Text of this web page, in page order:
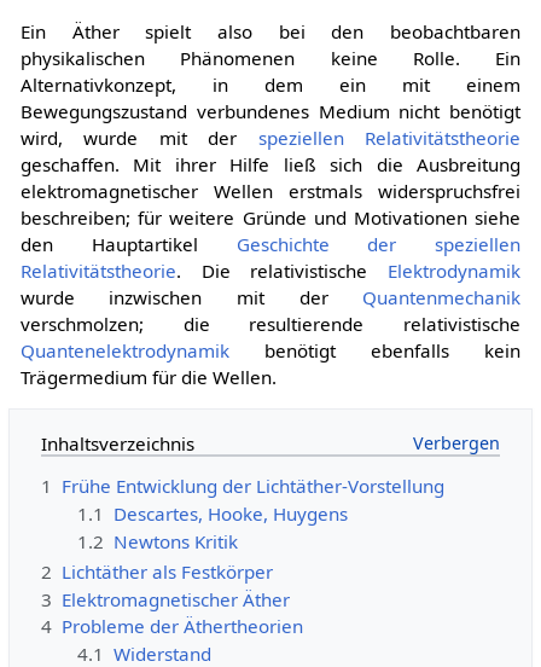
Ein Äther spielt also bei den beobachtbaren
physikalischen Phänomenen keine Rolle. Ein
Alternativkonzept, in dem ein mit einem
Bewegungszustand verbundenes Medium nicht benötigt
wird, wurde mit der speziellen Relativitätstheorie
geschaffen. Mit ihrer Hilfe ließ sich die Ausbreitung
elektromagnetischer Wellen erstmals widerspruchsfrei
beschreiben; für weitere Gründe und Motivationen siehe
den Hauptartikel Geschichte der speziellen
Relativitätstheorie. Die relativistische Elektrodynamik
wurde inzwischen mit der Quantenmechanik
verschmolzen; die resultierende relativistische
Quantenelektrodynamikbenötigt ebenfalls kein
Trägermedium für die Wellen.
Inhaltsverzeichnis
1 Frühe Entwicklung der Lichtäther-Vorstellung
1.1 Descartes, Hooke, Huygens
1.2 Newtons Kritik
2 Lichtäther als Festkörper
3 Elektromagnetischer Äther
4 Probleme der Äthertheorien
4.1 Widerstand